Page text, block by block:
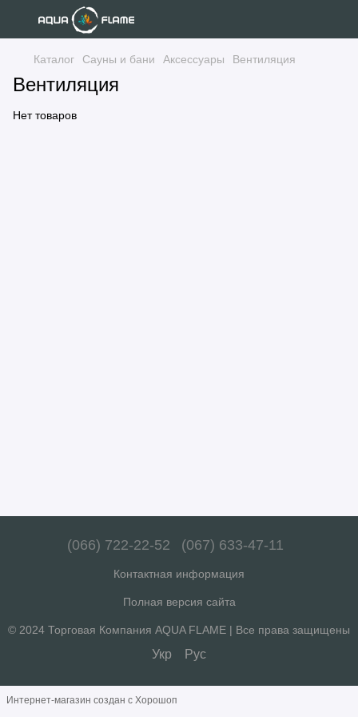
Каталог Сауны и бани Аксессуары Вентиляция
Вентиляция
Нет товаров
(066) 722-22-52 (067) 633-47-11
Контактная информация
Полная версия сайта
© 2024 Торговая Компания AQUA FLAME | Все права защищены
Укр Рус
Интернет-магазин создан с Хорошоп